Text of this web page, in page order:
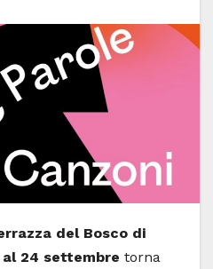
del Bosco di
24 settembre torna